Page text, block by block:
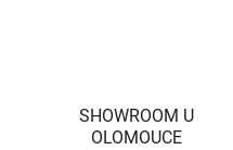
SHOWROOM U
OLOMOUCE